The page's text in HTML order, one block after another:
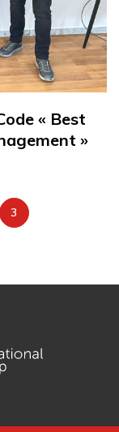
« Best
»
Page
3